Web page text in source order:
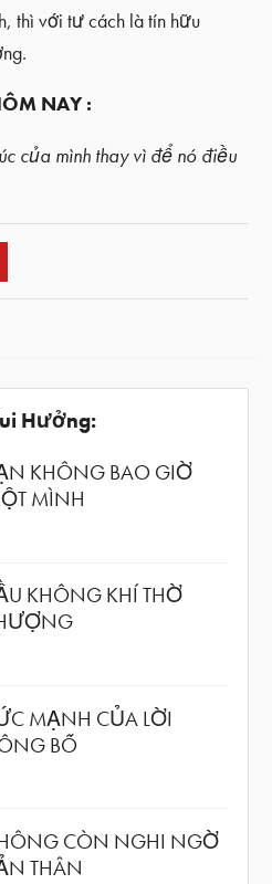
thì với tư cách là tín hữu
NAY :
của mình thay vì để nó điều
Hưởng:
KHÔNG BAO GIỜ
MÌNH
KHÔNG KHÍ THỜ
MẠNH CỦA LỜI
BỐ
CÒN NGHI NGỜ
THÂN